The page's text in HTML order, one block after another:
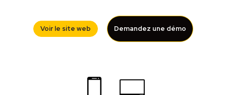
Voir le site web Demandez une démo